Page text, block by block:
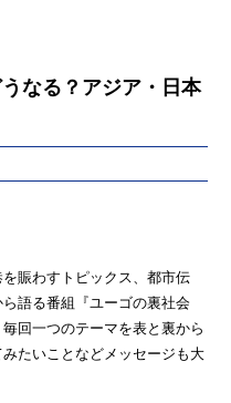
なる？アジア・日本
賑わすトピックス、都市伝
語る番組『ユーゴの裏社会
回一つのテーマを表と裏から
たいことなどメッセージも大